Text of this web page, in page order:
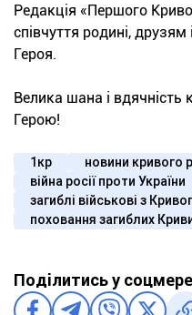
Редакція «Першого
співчуття родині,
Героя.
Велика шана і
Герою!
1кр
новини кривого
війна росії проти України
загиблі військові з
поховання загиблих
Поділитись у